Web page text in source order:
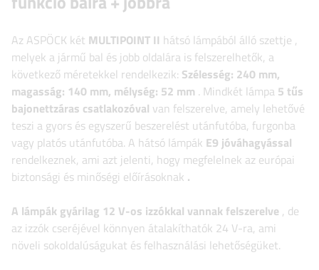
Az ASPÖCK két MULTIPOINT II hátsó lámpából álló szettje ,
melyek a jármű bal és jobb oldalára is felszerelhetők, a
következő méretekkel rendelkezik: Szélesség: 240 mm,
magasság: 140 mm, mélység: 52 mm . Mindkét lámpa 5 tűs
bajonettzáras csatlakozóval van felszerelve, amely lehetővé
teszi a gyors és egyszerű beszerelést utánfutóba, furgonba
vagy platós utánfutóba. A hátsó lámpák E9 jóváhagyással
rendelkeznek, ami azt jelenti, hogy megfelelnek az európai
biztonsági és minőségi előírásoknak .
A lámpák gyárilag 12 V-os izzókkal vannak felszerelve , de
az izzók cseréjével könnyen átalakíthatók 24 V-ra, ami
növeli sokoldalúságukat és felhasználási lehetőségüket.